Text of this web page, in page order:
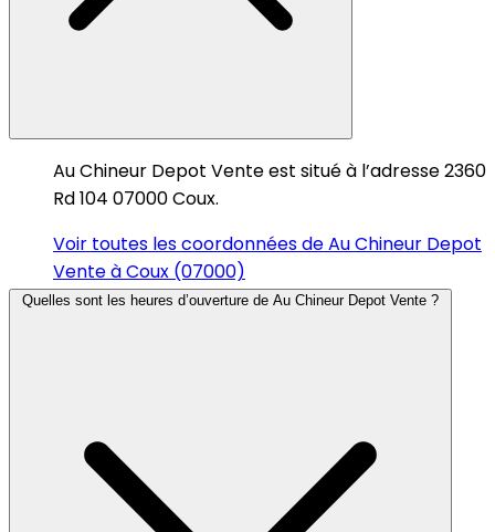
Au Chineur Depot Vente est situé à l’adresse 2360
Rd 104 07000 Coux.
Voir toutes les coordonnées de Au Chineur Depot
Vente à Coux (07000)
Quelles sont les heures d’ouverture de Au Chineur Depot Vente ?